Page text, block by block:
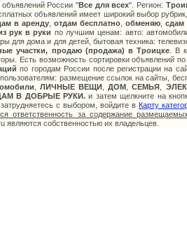
России "Все для всех". Регион:
объявлений имеет широкий выбор
в аренду отдам бесплатно обменяю сдам
рук в руки по лучшим ценам: авто:
для дома и для детей, бытовая техника:
участки, продаю (продажа) в Троицке. В
Есть возможность сортировки объявлений
по городам России после регистрации на
размещение ссылок на сайты,
,ЛИЧНЫЕ ВЕЩИ ,ДОМ ,СЕМЬЯ
В ДОБРЫЕ РУКИ. и затем щелкните на
с выбором, войдите в Карту
ответственность за содержание
собственностью их владельцев.